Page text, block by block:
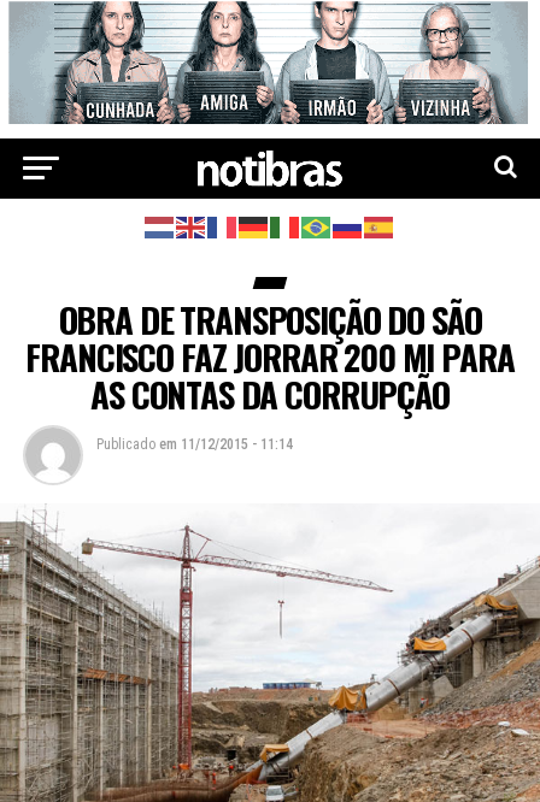
OBRA DE TRANSPOSIÇÃO DO SÃO
FRANCISCO FAZ JORRAR 200 MI PARA
AS CONTAS DA CORRUPÇÃO
Publicado em 11/12/2015 - 11:14